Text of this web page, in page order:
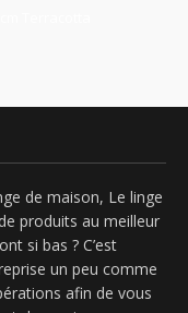
de maison, Le linge
produits au meilleur
si bas ? C’est
un peu comme
afin de vous